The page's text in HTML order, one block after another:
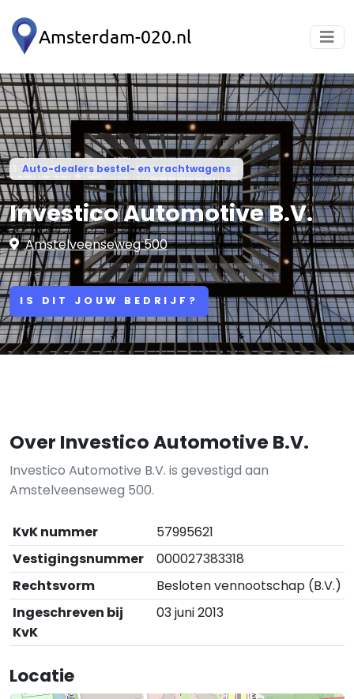
Auto-dealers bestel- en vrachtwagens
Investico Automotive B.V.
Amstelveenseweg 500
IS DIT JOUW BEDRIJF?
Over Investico Automotive B.V.
Investico Automotive B.V. is gevestigd aan
Amstelveenseweg 500.
KvK nummer
57995621
Vestigingsnummer
000027383318
Rechtsvorm
Besloten vennootschap (B.V.)
Ingeschreven bij
KvK
03 juni 2013
Locatie